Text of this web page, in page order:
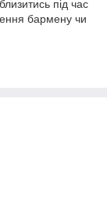
під час
бармену чи